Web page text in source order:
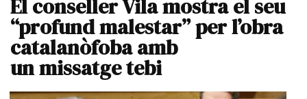
El conseller Vila mostra el seu
“profund malestar” per l’obra
catalanòfoba amb
un missatge tebi